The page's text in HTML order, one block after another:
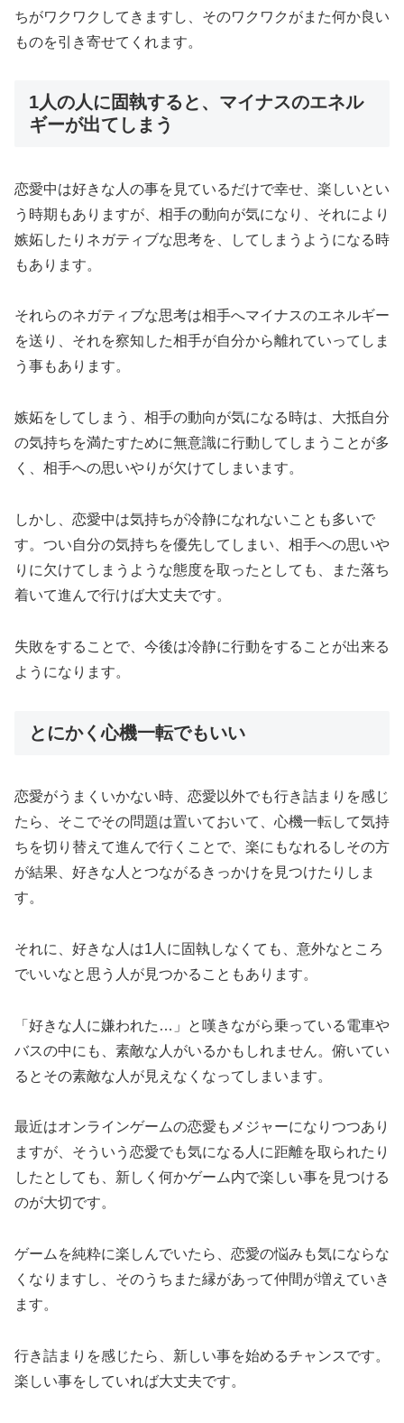
ちがワクワクしてきますし、そのワクワクがまた何か良い
ものを引き寄せてくれます。
1人の人に固執すると、マイナスのエネル
ギーが出てしまう
恋愛中は好きな人の事を見ているだけで幸せ、楽しいとい
う時期もありますが、相手の動向が気になり、それにより
嫉妬したりネガティブな思考を、してしまうようになる時
もあります。
それらのネガティブな思考は相手へマイナスのエネルギー
を送り、それを察知した相手が自分から離れていってしま
う事もあります。
嫉妬をしてしまう、相手の動向が気になる時は、大抵自分
の気持ちを満たすために無意識に行動してしまうことが多
く、相手への思いやりが欠けてしまいます。
しかし、恋愛中は気持ちが冷静になれないことも多いで
す。つい自分の気持ちを優先してしまい、相手への思いや
りに欠けてしまうような態度を取ったとしても、また落ち
着いて進んで行けば大丈夫です。
失敗をすることで、今後は冷静に行動をすることが出来る
ようになります。
とにかく心機一転でもいい
恋愛がうまくいかない時、恋愛以外でも行き詰まりを感じ
たら、そこでその問題は置いておいて、心機一転して気持
ちを切り替えて進んで行くことで、楽にもなれるしその方
が結果、好きな人とつながるきっかけを見つけたりしま
す。
それに、好きな人は1人に固執しなくても、意外なところ
でいいなと思う人が見つかることもあります。
「好きな人に嫌われた…」と嘆きながら乗っている電車や
バスの中にも、素敵な人がいるかもしれません。俯いてい
るとその素敵な人が見えなくなってしまいます。
最近はオンラインゲームの恋愛もメジャーになりつつあり
ますが、そういう恋愛でも気になる人に距離を取られたり
したとしても、新しく何かゲーム内で楽しい事を見つける
のが大切です。
ゲームを純粋に楽しんでいたら、恋愛の悩みも気にならな
くなりますし、そのうちまた縁があって仲間が増えていき
ます。
行き詰まりを感じたら、新しい事を始めるチャンスです。
楽しい事をしていれば大丈夫です。